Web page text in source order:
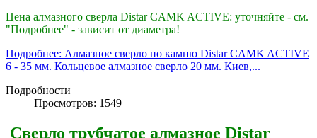
Цена алмазного сверла Distar CAMK ACTIVE: уточняйте - см.
"Подробнее" - зависит от диаметра!
Подробнее: Алмазное сверло по камню Distar CAMK ACTIVE
6 - 35 мм. Кольцевое алмазное сверло 20 мм. Киев,...
Подробности
Просмотров: 1549
Сверло трубчатое алмазное Distar